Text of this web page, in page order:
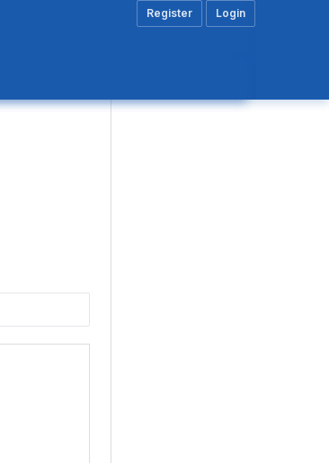
Register Login